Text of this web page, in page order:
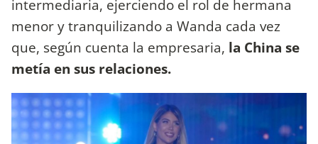
intermediaria, ejerciendo el rol de hermana
menor y tranquilizando a Wanda cada vez
que, según cuenta la empresaria, la China se
metía en sus relaciones.